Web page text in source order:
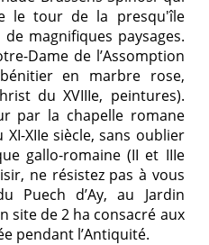
le tour de la presqu'île
magnifiques paysages.
Dame de l’Assomption
en marbre rose,
du XVIIIe, peintures).
par la chapelle romane
XIIe siècle, sans oublier
gallo-romaine (II et IIIe
ne résistez pas à vous
Puech d’Ay, au Jardin
site de 2 ha consacré aux
pendant l’Antiquité.